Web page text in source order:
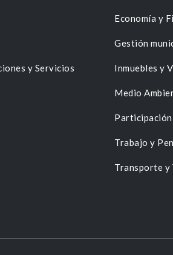
Economía y
Gestión
y Servicios
Inmuebles y
Medio
Participación
Trabajo y
Transporte y